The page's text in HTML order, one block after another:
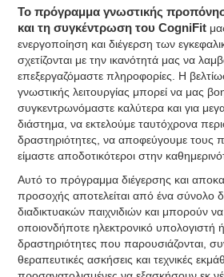
Το πρόγραμμα γνωστικής
και τη συγκέντρωση του CogniFit
ενεργοποίηση και διέγερση των
σχετίζονται με την ικανότητά μας να
επεξεργαζόμαστε πληροφορίες. Η
γνωστικής λειτουργίας μπορεί να μας
συγκεντρωνόμαστε καλύτερα και για
διάστημα, να εκτελούμε ταυτόχρονα
δραστηριότητες, να αποφεύγουμε τους
είμαστε αποδοτικότεροι στην
Αυτό το πρόγραμμα διέγερσης και
προσοχής αποτελείται από ένα σύνολο
διαδικτυακών παιχνιδιών και μπορούν
οποιονδήποτε ηλεκτρονικό υπολογιστή
δραστηριότητες που παρουσιάζονται,
θεραπευτικές ασκήσεις και τεχνικές